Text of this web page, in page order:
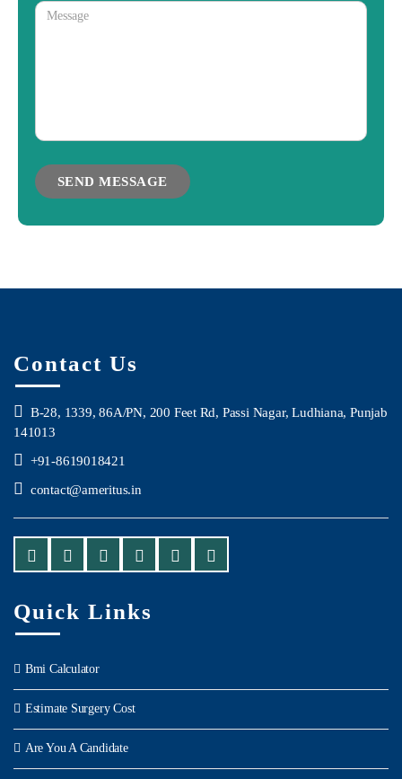
Contact Us
B-28, 1339, 86A/PN, 200 Feet Rd, Passi Nagar, Ludhiana, Punjab
141013
+91-8619018421
contact@ameritus.in
Quick Links
Bmi Calculator
Estimate Surgery Cost
Are You A Candidate